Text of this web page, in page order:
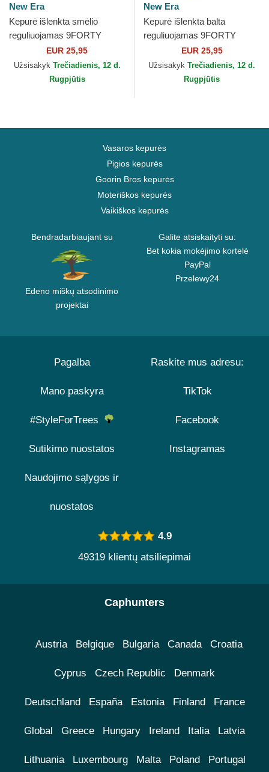
New Era
Kepurė išlenkta smėlio
reguliuojamas 9FORTY
League Essential Los
Angeles Dodgers MLB New
EUR 25,95
Užsisakyk Trečiadienis, 12 d.
Rugpjūtis
New Era
Kepurė išlenkta balta
reguliuojamas 9FORTY
League Essential New York
Yankees MLB New Era
EUR 25,95
Užsisakyk Trečiadienis, 12 d.
Rugpjūtis
Vasaros kepurės
Pigios kepurės
Goorin Bros kepurės
Moteriškos kepurės
Vaikiškos kepurės
Bendradarbiaujant su
Edeno miškų atsodinimo
projektai
Galite atsiskaityti su:
Bet kokia mokėjimo kortelė
PayPal
Przelewy24
Pagalba
Mano paskyra
#StyleForTrees
Sutikimo nuostatos
Naudojimo sąlygos ir
nuostatos
Raskite mus adresu:
TikTok
Facebook
Instagramas
4.9
49319 klientų atsiliepimai
Caphunters
Austria Belgique Bulgaria Canada Croatia
Cyprus Czech Republic Denmark
Deutschland España Estonia Finland France
Global Greece Hungary Ireland Italia Latvia
Lithuania Luxembourg Malta Poland Portugal